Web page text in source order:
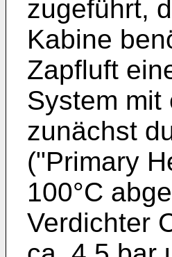
zugeführt,
Kabine
Zapfluft
System mit
zunächst
("Primary
100°C
Verdichter